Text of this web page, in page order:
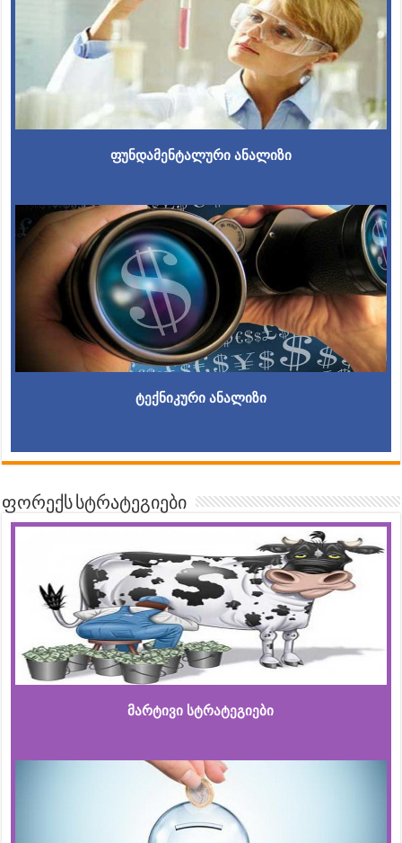
ფუნდამენტალური ანალიზი
ტექნიკური ანალიზი
ფორექს სტრატეგიები
მარტივი სტრატეგიები